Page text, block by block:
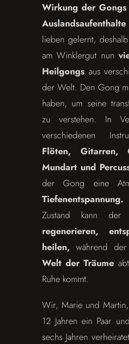
Wirkung der Gongs
Auslandsaufenthalte
lieben gelernt,
am Winklergut nun
Heilgongs aus
der Welt. Den Gong
haben, um seine
zu verstehen. In
verschiedenen
Flöten, Gitarren,
Mundart und
der Gong eine
Tiefenentspannung.
Zustand kann der
regenerieren,
heilen, während
Welt der Träume
Ruhe kommt.
Wir, Marie und
12 Jahren ein Paar
sechs Jahren